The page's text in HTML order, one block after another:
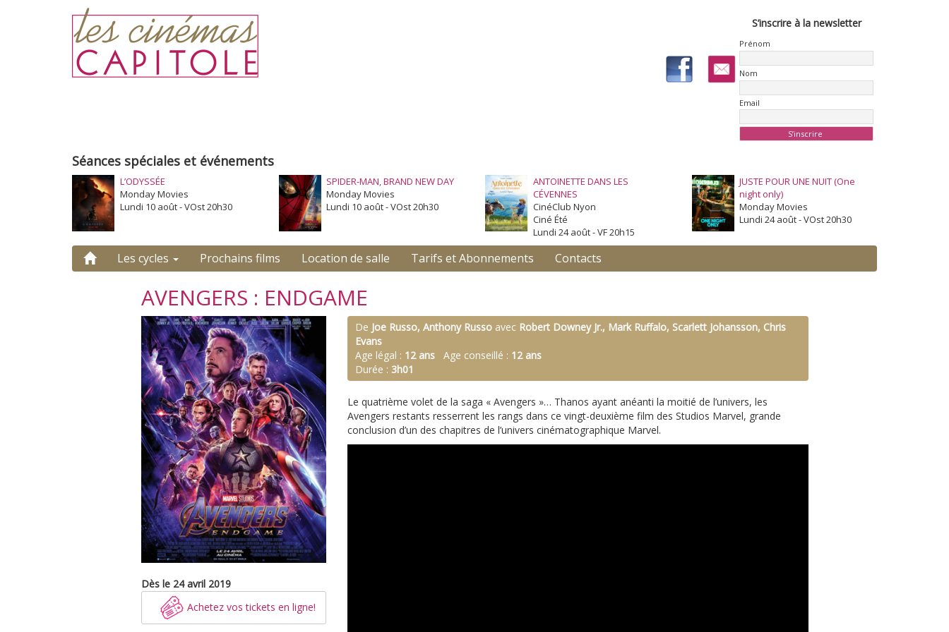
S’inscrire à la newsletter
Prénom
Nom
Email
Séances spéciales et événements
L’ODYSSÉE
Monday Movies
Lundi 10 août - VOst 20h30
SPIDER-MAN, BRAND NEW DAY
Monday Movies
Lundi 10 août - VOst 20h30
ANTOINETTE DANS LES
CÉVENNES
CinéClub Nyon
Ciné Été
Lundi 24 août - VF 20h15
JUSTE POUR UNE NUIT (One
night only)
Monday Movies
Lundi 24 août - VOst 20h30
Les cycles Prochains films Location de salle Tarifs et Abonnements Contacts
AVENGERS : ENDGAME
Dès le 24 avril 2019
Achetez vos tickets en ligne!
De Joe Russo, Anthony Russo avec Robert Downey Jr., Mark Ruffalo, Scarlett Johansson, Chris
Evans
Age légal : 12 ans Age conseillé : 12 ans
Durée : 3h01
Le quatrième volet de la saga « Avengers »… Thanos ayant anéanti la moitié de l’univers, les
Avengers restants resserrent les rangs dans ce vingt-deuxième film des Studios Marvel, grande
conclusion d’un des chapitres de l’univers cinématographique Marvel.